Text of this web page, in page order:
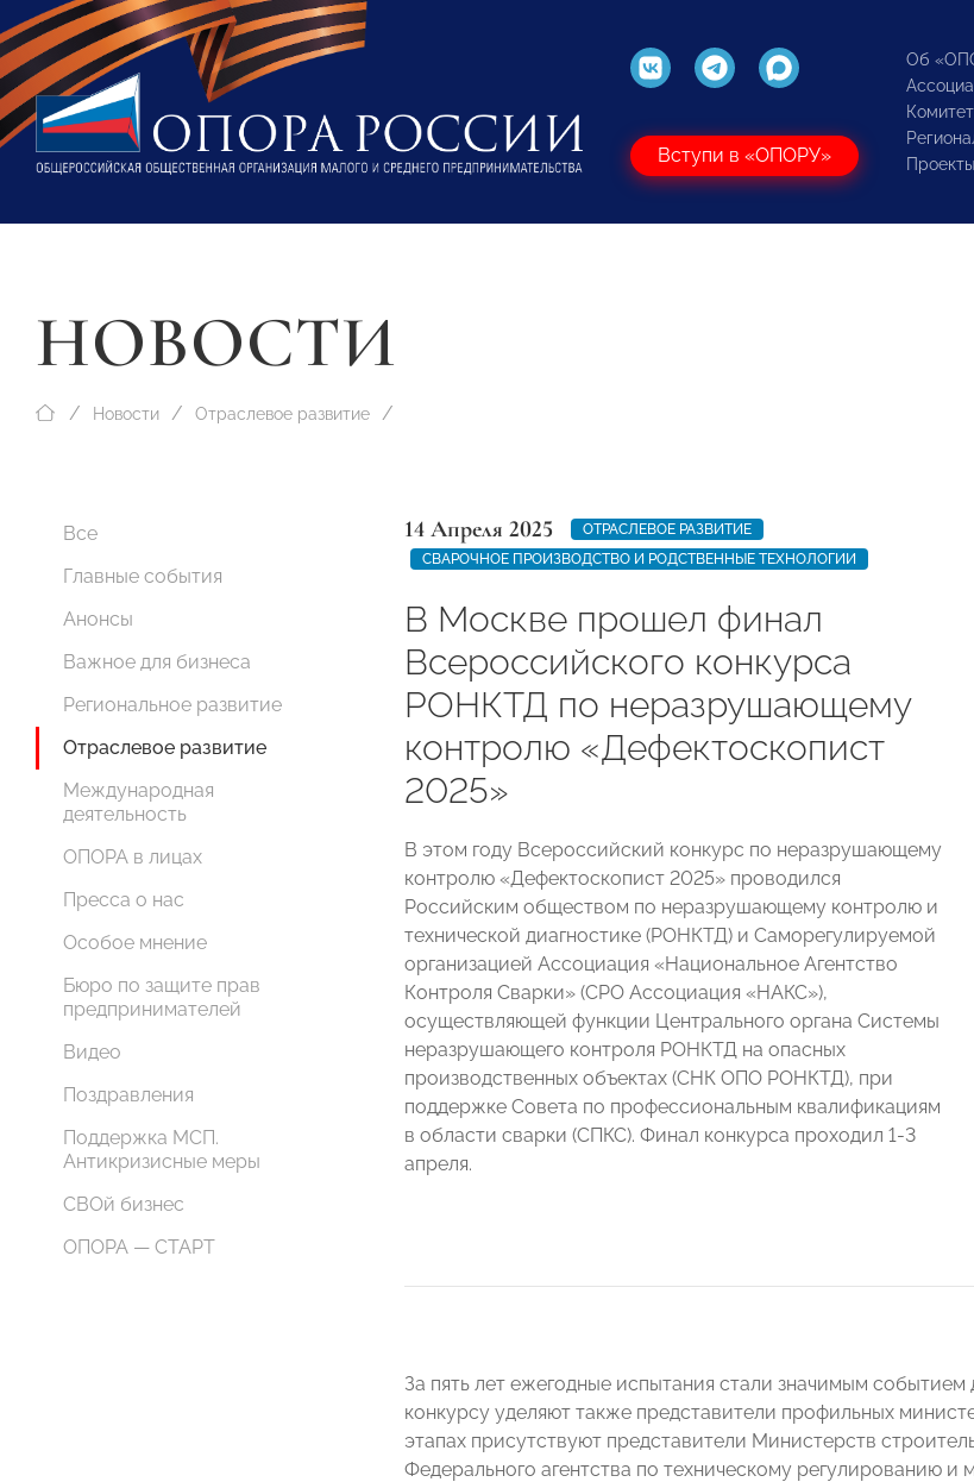
Вступи в «ОПОРУ»
Об
Проекты
НОВОСТИ
Новости Отраслевое развитие
Все
Главные события
Анонсы
Важное для бизнеса
Региональное развитие
Отраслевое развитие
Международная
деятельность
ОПОРА в лицах
Пресса о нас
Особое мнение
Бюро по защите прав
предпринимателей
Видео
Поздравления
Поддержка МСП.
Антикризисные меры
СВОй бизнес
ОПОРА — СТАРТ
14 Апреля 2025
ОТРАСЛЕВОЕ РАЗВИТИЕ
СВАРОЧНОЕ ПРОИЗВОДСТВО И РОДСТВЕННЫЕ ТЕХНОЛОГИИ
В Москве прошел финал
Всероссийского конкурса
РОНКТД по неразрушающему
контролю «Дефектоскопист
2025»
В этом году Всероссийский конкурс по неразрушающему
контролю «Дефектоскопист 2025» проводился
Российским обществом по неразрушающему контролю и
технической диагностике (РОНКТД) и Саморегулируемой
организацией Ассоциация «Национальное Агентство
Контроля Сварки» (СРО Ассоциация «НАКС»),
осуществляющей функции Центрального органа Системы
неразрушающего контроля РОНКТД на опасных
производственных объектах (СНК ОПО РОНКТД), при
поддержке Совета по профессиональным квалификациям
в области сварки (СПКС). Финал конкурса проходил 1-3
апреля.
За пять лет ежегодные испытания стали значимым
конкурсу уделяют также представители профильных
этапах присутствуют представители Министерств
Федерального агентства по техническому регулированию